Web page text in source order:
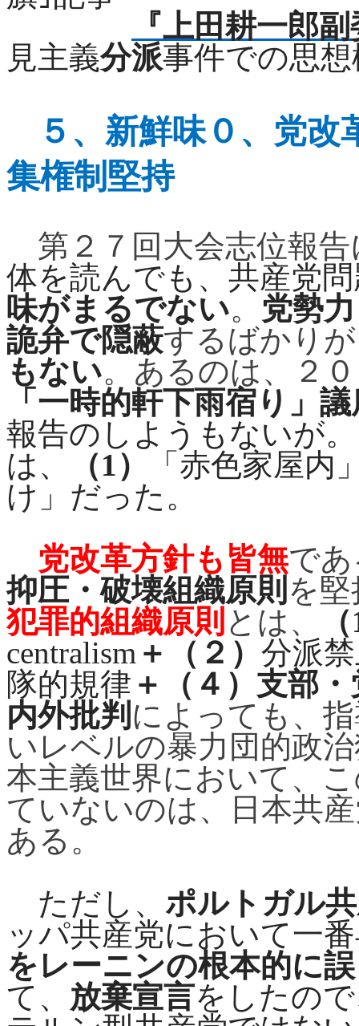
『上田耕一郎
見主義分派事件での思
５、 新鮮味０、党改
集権制堅持
第２７回大会志位報告
体を読んでも、共産党
味がまるでない。 党勢
詭弁で隠蔽するばかり
もない。あるのは、２
「一時的軒下雨宿り」
報告のしようもないが
は、
（1）
「赤色家屋内
け」だった。
党改革方針も皆無で
抑圧・破壊組織原則 を
犯罪的組織原則 とは、 （
centralism ＋（２） 分派
隊的規律 ＋（４）支部
内外批判 によっても、
いレベルの暴力団的政
本主義世界において、
ていないのは、日本共
ある。
ただし、 ポルトガル
ッパ共産党において一
をレーニンの根本的に
て、 放棄宣言をしたの